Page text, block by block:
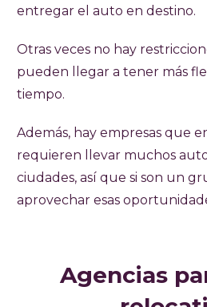
entregar el auto en destino.
Otras veces no hay
pueden llegar a tener más
tiempo.
Además, hay empresas que
requieren llevar muchos
ciudades, así que si son un
aprovechar esas
Agencias